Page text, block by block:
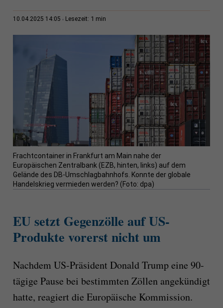
10.04.2025 14:05 Lesezeit: 1 min
Frachtcontainer in Frankfurt am Main nahe der
Europäischen Zentralbank (EZB, hinten, links) auf dem
Gelände des DB-Umschlagbahnhofs. Konnte der globale
Handelskrieg vermieden werden? (Foto: dpa)
EU setzt Gegenzölle auf US-
Produkte vorerst nicht um
Nachdem US-Präsident Donald Trump eine 90-
tägige Pause bei bestimmten Zöllen angekündigt
hatte, reagiert die Europäische Kommission.